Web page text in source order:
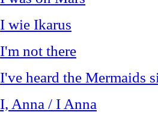
I wie Ikarus
I'm not there
I've heard the Mermaids
I, Anna / I Anna